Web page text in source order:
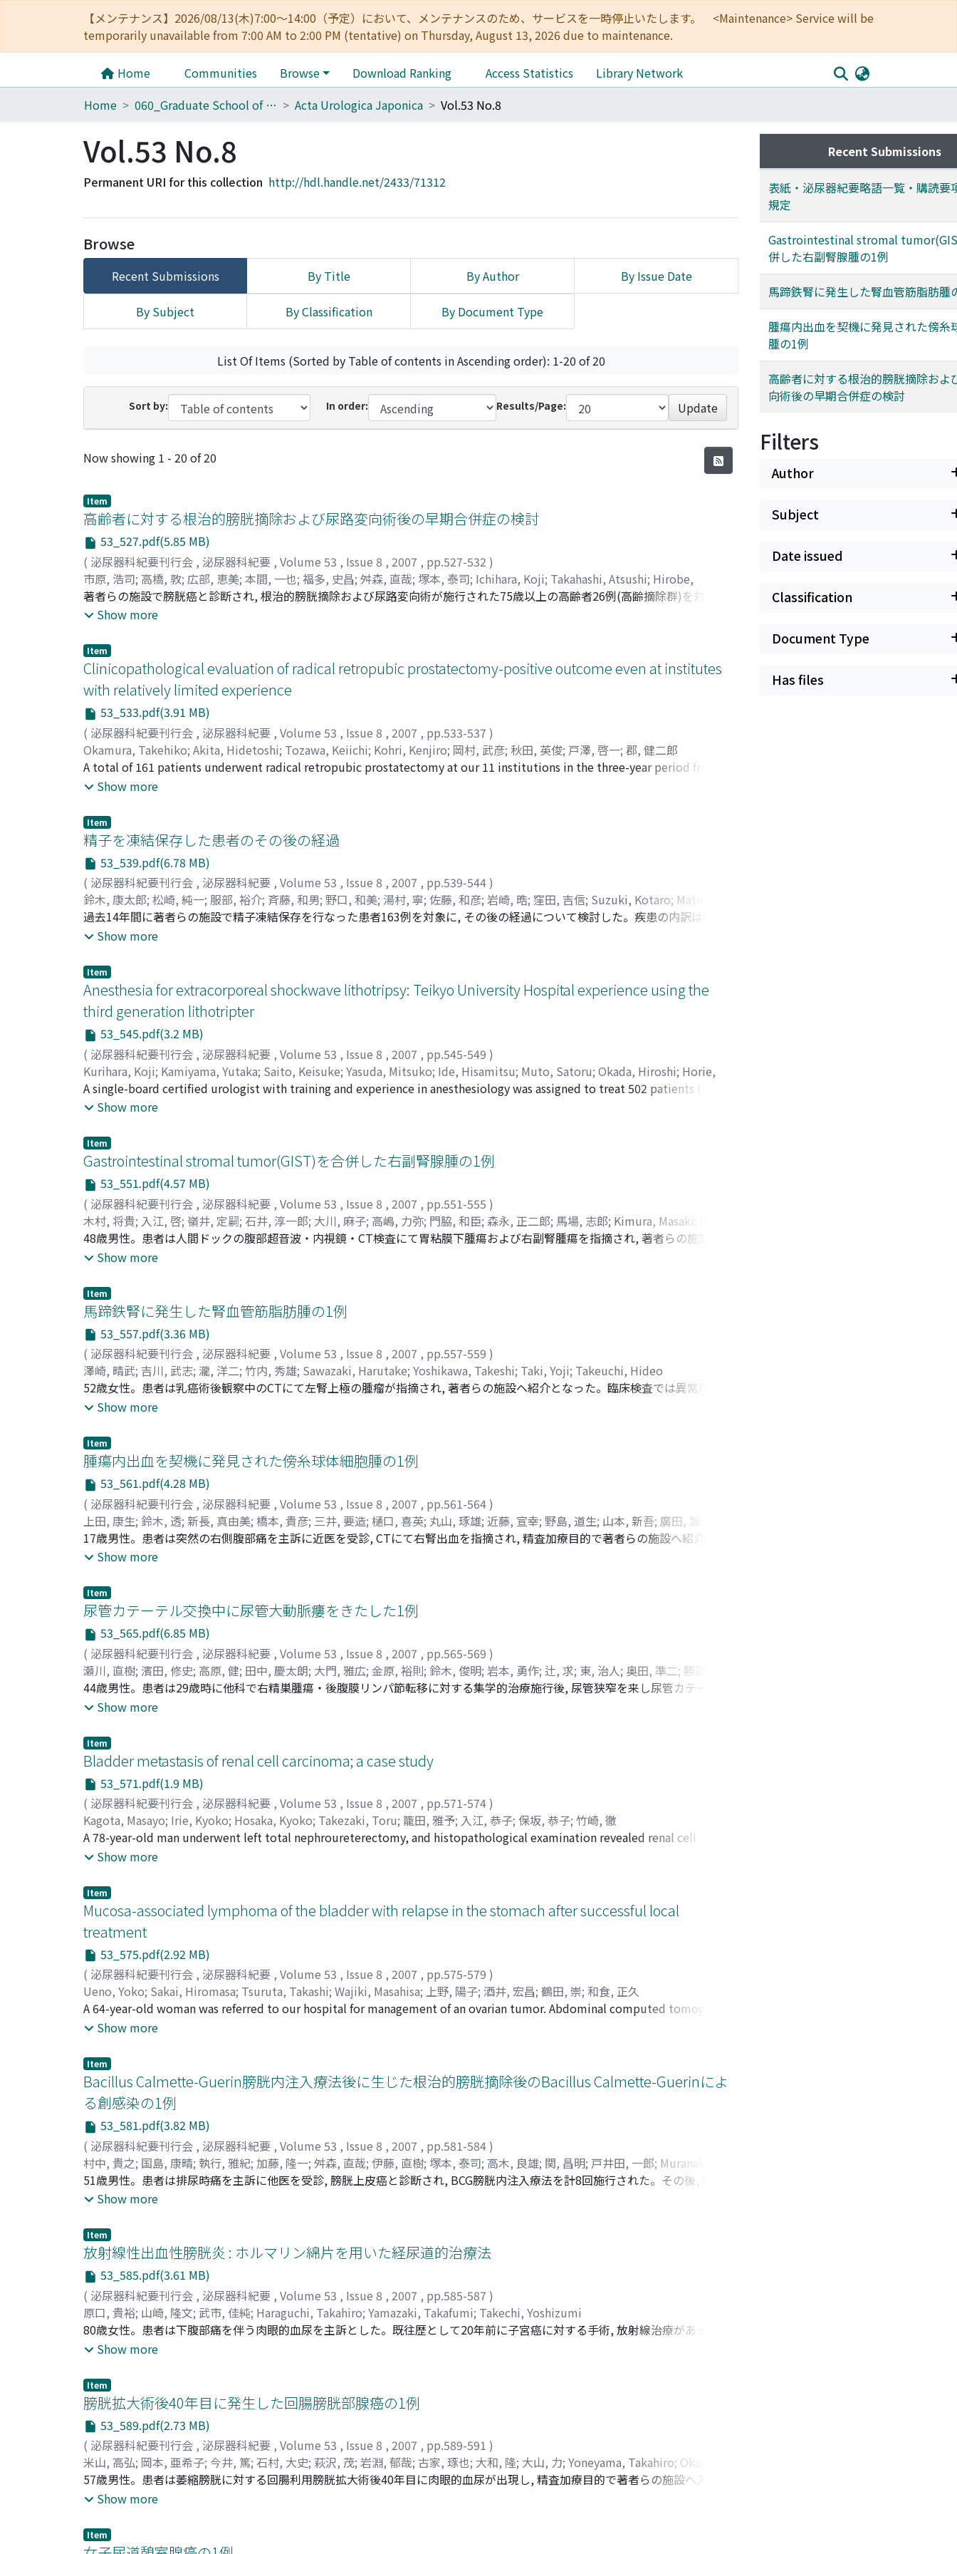
【メンテナンス】2026/08/13(木)7:00～14:00（予定）において、メンテナンスのため、サービスを一時停止いたします。 <Maintenance> Service will be
temporarily unavailable from 7:00 AM to 2:00 PM (tentative) on Thursday, August 13, 2026 due to maintenance.
Home Communities Browse Download Ranking Access Statistics
Library Network
Home
060_Graduate School of Medicine Acta Urologica Japonica Vol.53 No.8
Vol.53 No.8
Permanent URI for this collection http://hdl.handle.net/2433/71312
Browse
Recent Submissions By Title By Author By Issue Date
By Subject By Classification By Document Type
List Of Items (Sorted by Table of contents in Ascending order): 1-20 of 20
Sort by: In order: Results/Page: Update
Recent Submissions
Now showing 1 - 20 of 20
Item
高齢者に対する根治的膀胱摘除および尿路変向術後の早期合併症の検討
53_527.pdf(5.85 MB)
( 泌尿器科紀要刊行会 , 泌尿器科紀要 , Volume 53 , Issue 8 , 2007 , pp.527-532 )
市原, 浩司; 高橋, 敦; 広部, 恵美; 本間, 一也; 福多, 史昌; 舛森, 直哉; 塚本, 泰司; Ichihara, Koji; Takahashi, Atsushi; Hirobe,
Megumi;Honma, Ichiya;Fukuta, Fumimasa;Masumori, Naoya;Tsukamoto, Taiji
著者らの施設で膀胱癌と診断され, 根治的膀胱摘除および尿路変向術が施行された75歳以上の高齢者26例(高齢摘除群)を対象に,
その術後の早期合併症発生率について, 同手術を行なった75歳未満の170例(非高齢群)と比較検討した。1)術後早期合併症の発生
を除いた高齢摘除群, 高齢非摘除群各24例における全生存率を観察期間中央値11.5ヵ月で検討すると, 全生存率は高齢全摘除術で
有意に良好であった。3)高齢摘除群は高齢非摘除群に比べ, PSとASAスコアが有意に良好で, 術前に虚血性心疾患, 血管疾患, 精神
疾患などを合併している症例が少ない傾向にあった。以上, これらの結果より, 高齢膀胱癌患者における根治的摘除は, PS・ASA
スコアの良い適切な症例を選択すれば安全に施行可能であると考えられた。
Show more
Item
Clinicopathological evaluation of radical retropubic prostatectomy-positive outcome even at institutes
with relatively limited experience
53_533.pdf(3.91 MB)
( 泌尿器科紀要刊行会 , 泌尿器科紀要 , Volume 53 , Issue 8 , 2007 , pp.533-537 )
Okamura, Takehiko; Akita, Hidetoshi; Tozawa, Keiichi; Kohri, Kenjiro; 岡村, 武彦; 秋田, 英俊; 戸澤, 啓一; 郡, 健二郎
A total of 161 patients underwent radical retropubic prostatectomy at our 11 institutions in the three-year period from
January 2001 to December 2003. The numbers per institution ranged from 1-36, with 5 institutions conducting 20 or more
patient outcome between these two groups. Time for surgery, associated loss of blood, lymphadenectomy, preservation
of neurovascular bundles, time for removal of indwelling catheters, post-operation complications, and subsequent urinary
incontinence, were assessed. There were no differences between the two groups of hospitals, except with regard to
surgery time and incontinence, where the period to 'pad-free' was an average of more than 40 days longer in institutions
undertaking only a small number of operations. From our experience with radical retropubic prostatectomy, series of
hospitals, there is no reduction in safety with such intervention performed by institutions undertaking only a small
number of operations.
Show more
Item
精子を凍結保存した患者のその後の経過
53_539.pdf(6.78 MB)
( 泌尿器科紀要刊行会 , 泌尿器科紀要 , Volume 53 , Issue 8 , 2007 , pp.539-544)
鈴木, 康太郎; 松崎, 純一; 服部, 裕介; 斉藤, 和男; 野口, 和美; 湯村, 寧; 佐藤, 和彦; 岩崎, 晧; 窪田, 吉信; Suzuki, Kotaro; Matuzaki,
Junichi;Hattori, Yusuke;Saito, Kazuo;Noguchi, Kazumi;Yumura, Yasushi;Sato, Kazuhiko;Iwasaki, Akira;Kubota,
Yoshinobu
過去14年間に著者らの施設で精子凍結保存を行なった患者163例を対象に, その後の経過について検討した。疾患の内訳は精巣腫
瘍72例(44.2%), 造血器腫瘍76例(46.6%), 大腸癌5例(3.0%), その他が10例であった。精巣腫瘍, 造血器腫瘍ともに初診時年齢, 既
は疾患により異なり, 精巣腫瘍では化学療法後の造精能の回復が多く, 造血器腫瘍では死亡例が多かったが, それぞれ22, 33%の患
者は現在でも精子凍結保存の継続を希望していた。実際に凍結保存精子を使用した症例は6例(3.4%)で, うち3例は精巣腫瘍, 2例
は造血器腫瘍, 1例がその他の癌であった。精子使用までの凍結保存期間は3ヵ月が2例, 4, 9, 11, 12年が各1例で, AIHやICSIなどを
施行したが, 現在のところ妊娠を1例(流産)に認めたのみで, 出産に至った症例はない。尚, 精子凍結保存後3ヵ月で凍結精子を使
用した例のうち1例は, その後, 造精能が回復し自然妊娠している。
Show more
Item
Anesthesia for extracorporeal shockwave lithotripsy: Teikyo University Hospital experience using the
third generation lithotripter
53_545.pdf(3.2 MB)
( 泌尿器科紀要刊行会 , 泌尿器科紀要 , Volume 53 , Issue 8 , 2007 , pp.545-549 )
Kurihara, Koji; Kamiyama, Yutaka; Saito, Keisuke; Yasuda, Mitsuko; Ide, Hisamitsu; Muto, Satoru; Okada, Hiroshi; Horie,
Shigeo;栗原, 浩司;上山, 裕;斉藤, 恵介; 安田, 弥子;井手, 久満;武藤, 智;岡田, 弘;堀江, 重郎
A single-board certified urologist with training and experience in anesthesiology was assigned to treat 502 patients (185
with renal stones, 317 with ureteral stones) using the Dornier Compact Delta lithotripter under general or epidural
all, 502 stones were treated with the Dornier Compact Delta lithotripter. Among renal stones, 73% were in the renal pelvis.
Among ureteral stones, 60% were in the upper, 10% in the middle, and 30% in the lower ureter. Diameters of 61.8% of
stones were less than 1 cm. The mean number of shocks was 3, 471 at a mean power setting of 5. The stone-free rate for
renal stones was 71.5%, while for ureteral stones this reached 99%. The efficiency quotient was calculated as 0.65. One
patient with a renal stone developed perinephric hematoma requiring 3 units of transfusion. With a success rate higher
than that reported for other lithotripters, the Dornier Compact Delta lithotripter represents a feasible treatment for
urolithiasis. We stress that even in the third generation machines the lithotripsy under anesthesia can improve the
treatment efficacy.
Show more
Item
Gastrointestinal stromal tumor(GIST)を合併した右副腎腺腫の1例
53_551.pdf(4.57 MB)
( 泌尿器科紀要刊行会 , 泌尿器科紀要 , Volume 53 , Issue 8 , 2007 , pp.551-555 )
木村, 将貴; 入江, 啓; 嶺井, 定嗣; 石井, 淳一郎; 大川, 麻子; 高嶋, 力弥; 門脇, 和臣; 森永, 正二郎; 馬場, 志郎; Kimura, Masaki
Akira;Minei, Sadatsugu;Ishii, Junichiro;Okawa, Asako;Takashima, Rikiya;Kadowaki, Kazuomi;Morinaga, Shojiro;Baba,
Shiro
48歳男性。患者は人間ドックの腹部超音波・内視鏡・CT検査にて胃粘膜下腫瘍および右副腎腫瘍を指摘され, 著者らの施設へ紹
介となった。臨床検査では異常所見は認められず, 腹部MRIおよび131I-アドステロールシンチグラフィーにて胃粘膜下腫瘍
胃GISTを合併した右副腎腺腫と診断され, 術後10ヵ月経過現在, 再発および転移はみられず, 良好である。
Show more
Item
馬蹄鉄腎に発生した腎血管筋脂肪腫の1例
53_557.pdf(3.36 MB)
( 泌尿器科紀要刊行会 , 泌尿器科紀要 , Volume 53 , Issue 8 , 2007 , pp.557-559 )
澤崎, 晴武; 吉川, 武志; 瀧, 洋二; 竹内, 秀雄; Sawazaki, Harutake; Yoshikawa, Takeshi; Taki, Yoji; Takeuchi, Hideo
52歳女性。患者は乳癌術後観察中のCTにて左腎上極の腫瘤が指摘され, 著者らの施設ヘ紹介となった。臨床検査では異常所見は
認められず, 腹部CT・MRIにより馬蹄鉄腎に発生した左腎細胞癌が疑われた。腎部分切除術を行なった結果, 病理組織学的に腫瘍
Show more
Item
腫瘍内出血を契機に発見された傍糸球体細胞腫の1例
53_561.pdf(4.28 MB)
( 泌尿器科紀要刊行会 , 泌尿器科紀要 , Volume 53 , Issue 8 , 2007 , pp.561-564)
上田, 康生; 鈴木, 透; 新長, 真由美; 橋本, 貴彦; 三井, 要造; 樋口, 喜英; 丸山, 琢雄; 近藤, 宣幸; 野島, 道生; 山本, 新吾; 廣田, 誠一
博基;Ueda, Yasuo;Suzuki, Toru;Shincho, Mayumi;Hashimoto, Takahiko;Mitsui, Youzou;Higuchi, Yoshihide;Maruyama,
Takuo;Kondou, Nobuyuki
17歳男性。患者は突然の右側腹部痛を主訴に近医を受診, CTにて右腎出血を指摘され, 精査加療目的で著者らの施設へ紹介とな
った。入院時, 血圧の上昇および炎症反応の軽度上昇, 低K血症, 血清レニン活性ならびにアルドステロンの上昇を認め, 腹部CT・
服にて安定した。以後, 外来にて経過観察としていたが, 悪性腫瘍を完全に否定できず, 血圧コントロールが困難になることも考
慮し, 右腎部分切除術が施行された。その結果, 病理組織学的に傍糸球体細胞腫であり, 術後は血圧および血清レニン値, アルドス
テロンが正常化した。現在, 1年経過で再発はみられず, 良好である。
Show more
Item
尿管カテーテル交換中に尿管大動脈瘻をきたした1例
53_565.pdf(6.85 MB)
( 泌尿器科紀要刊行会 , 泌尿器科紀要 , Volume 53 , Issue 8 , 2007 , pp.565-569 )
瀬川, 直樹; 濱田, 修史; 高原, 健; 田中, 慶太朗; 大門, 雅広; 金原, 裕則; 鈴木, 俊明; 岩本, 勇作; 辻, 求; 東, 治人; 奥田, 準二; 勝間田, 敬
弘;勝岡, 洋治;Segawa, Naoki;Hamada, Syuji; Takahara, Kiyoshi;Tanaka, Keitaro;Daimon, Masahiro;Kanehara, Hironori
Suzuki, Toshiaki
44歳男性。患者は29歳時に他科で右精巣腫瘍・後腹膜リンパ節転移に対する集学的治療施行後, 尿管狭窄を来し尿管カテーテル
を留置された。今回, 尿管ステントの定期的交換中に肉眼的血尿, 貧血が出現し, 著者らの施設へ受診となった。単純CTなど精査
行なわれた。術後は経過良好で, 現在, 紹介先クリニックにて経過観察中である。
Show more
Item
Bladder metastasis of renal cell carcinoma; a case study
53_571.pdf(1.9 MB)
( 泌尿器科紀要刊行会 , 泌尿器科紀要 , Volume 53 , Issue 8 , 2007 , pp.571-574)
Kagota, Masayo; Irie, Kyoko; Hosaka, Kyoko; Takezaki, Toru; 籠田, 雅予; 入江, 恭子; 保坂, 恭子; 竹崎, 徹
A 78-year-old man underwent left total nephroureterectomy, and histopathological examination revealed renal cell
carcinoma (RCC) of clear cell subtype. Multiple lung metastases were observed, and immunotherapy using IFN-alpha was
submucosal tumor in the bladder. Transurethral resection of the tumor was performed, and pathological diagnosis was
metastasis from the RCC. Six months later, he died because of multiple metastases of the tumor. Thirty cases of metastasis
of RCC to the bladder, including our case, have been reported in Japan.
Show more
Item
Mucosa-associated lymphoma of the bladder with relapse in the stomach after successful local
treatment
53_575.pdf(2.92 MB)
( 泌尿器科紀要刊行会 , 泌尿器科紀要 , Volume 53 , Issue 8 , 2007 , pp.575-579 )
Ueno, Yoko; Sakai, Hiromasa; Tsuruta, Takashi; Wajiki, Masahisa; 上野, 陽子; 酒井, 宏昌; 鶴田, 崇; 和食, 正久
A 64-year-old woman was referred to our hospital for management of an ovarian tumor. Abdominal computed tomography
and magnetic resonance imaging revealed a dermatoid cyst of the ovary and a bladder tumor. Transurethral resection of the
mucosa-associated lymphoid tissue MALT type. The patient received radiotherapy for the bladder and had a complete
response. Nineteen months later, gastrointestinal endosopy revealed the presence of a mass lesion in the stomach.
Histopathological examination of biopsy specimens from this tumor indicated the same tumor as that in the bladder as
they showed identical IgH gene rearrangement. Because of the detection of evidence of Helicobacter pylori (HP) infection
in the gastric mucosal biopsy specimens, the patient was administered HP eradication therapy, but, the tumor persisted.
After radiotherapy, the stomach tumor disappeared. Since then she remains without evidence of local recurrence or
relapse.
Show more
Item
Bacillus Calmette-Guerin膀胱内注入療法後に生じた根治的膀胱摘除後のBacillus Calmette-Guerinによ
る創感染の1例
53_581.pdf(3.82 MB)
( 泌尿器科紀要刊行会 , 泌尿器科紀要 , Volume 53 , Issue 8 , 2007 , pp.581-584)
村中, 貴之; 国島, 康晴; 執行, 雅紀; 加藤, 隆一; 舛森, 直哉; 伊藤, 直樹; 塚本, 泰司; 高木, 良雄; 関, 昌明; 戸井田, 一郎; Muranaka,
Takashi;Kunishima, Yasuharu;Shigyo, Masanori;Kato, Ryuichi;Masumori, Naoya;Ito, Naoki;Tsukamoto, Taiji ;Takagi,
Yoshio;Seki, Masaaki
51歳男性。患者は排尿時痛を主訴に他医を受診, 膀胱上皮癌と診断され, BCG膀胱内注入療法を計8回施行された。その後, 転居に
より, 著者らの施設へ外来受診となり, 経過観察となったが, 膀胱癌再発を認め, 根治的膀胱摘除術が施行された。しかし術後, 3日
BCG(Tokyo 172株)によるSSIの確定診断に至り, Isoniazid, Rifampicinによる抗結核療法を開始したところ, 治療開始5ヵ月にSSI
は治癒が得られた。
Show more
Item
放射線性出血性膀胱炎 : ホルマリン綿片を用いた経尿道的治療法
53_585.pdf(3.61 MB)
( 泌尿器科紀要刊行会 , 泌尿器科紀要 , Volume 53 , Issue 8 , 2007 , pp.585-587 )
原口, 貴裕; 山崎, 隆文; 武市, 佳純; Haraguchi, Takahiro; Yamazaki, Takafumi; Takechi, Yoshizumi
80歳女性。患者は下腹部痛を伴う肉眼的血尿を主訴とした。既往歴として20年前に子宮癌に対する手術, 放射線治療があった。
受診時, 膀胱タンポナーデを呈しており, 膀胱鏡下に多量の凝血塊を除去後, 静脈性出血に対し電気凝固を行ない, 止血した。尿路
断された。薬物療法を行ない尿路感染とDICは速やかに改善したが, 肉眼的血尿および膀胱タンポナーデを繰り返し, マーロック
ス膀胱内注入療法を試みるも無効であった。そのため, 膀胱鏡下にホルマリンを浸した綿片を膀胱壁に貼付したところ, 止血に成
功した。
Show more
Item
膀胱拡大術後40年目に発生した回腸膀胱部腺癌の1例
53_589.pdf(2.73 MB)
( 泌尿器科紀要刊行会 , 泌尿器科紀要 , Volume 53 , Issue 8 , 2007 , pp.589-591 )
米山, 高弘; 岡本, 亜希子; 今井, 篤; 石村, 大史; 萩沢, 茂; 岩淵, 郁哉; 古家, 琢也; 大和, 隆; 大山, 力; Yoneyama, Takahiro; Okamoto,
Akiko;Imai, Atsushi;Ishimura, Hirofumi;Hagisawa, Shigeru;Iwabuchi, Ikuya;Koie, Takuya;Yamato, Takashi;Ohyama,
Chikara
57歳男性。患者は萎縮膀胱に対する回腸利用膀胱拡大術後40年目に肉眼的血尿が出現し, 精査加療目的で著者らの施設へ入院と
なった。所見により膀胱拡大術後に発生した回腸膀胱部腺癌と診断され, 回腸膀胱部分切除術および右尿管皮膚瘻造設術が施行
TXL, CDDPによる化学療法を2コース行なわれたがが, リンパ節転移の増大がみられ, 患者は最終的に術後6ヵ月で癌死した。
Show more
Item
Recent Submissions
表紙・泌尿器紀要略語一覧・購読要
規定
Gastrointestinal stromal
併した右副腎腺腫の1例
馬蹄鉄腎に発生した腎血管筋脂肪腫
腫瘍内出血を契機に発見された傍糸
腫の1例
高齢者に対する根治的膀胱摘除およ
向術後の早期合併症の検討
Filters
Author
Subject
Date issued
Classification
Document Type
Has files